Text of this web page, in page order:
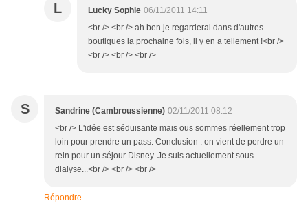
L Lucky Sophie 06/11/2011 14:11
<br /> <br /> ah ben je regarderai dans d'autres
boutiques la prochaine fois, il y en a tellement !<br />
<br /> <br /> <br />
S Sandrine (Cambroussienne) 02/11/2011 08:12
<br /> L'idée est séduisante mais ous sommes réellement trop
loin pour prendre un pass. Conclusion : on vient de perdre un
rein pour un séjour Disney. Je suis actuellement sous
dialyse...<br /> <br /> <br />
Répondre